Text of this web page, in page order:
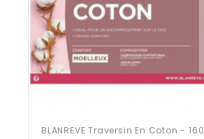
BLANREVE Traversin En Coton - 160